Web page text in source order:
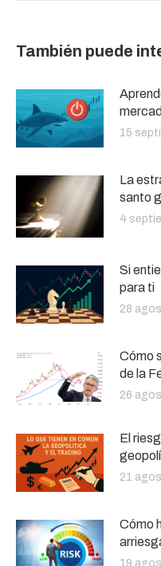
También puede
15
La
santo
4
Si
para ti
28
Cómo
de la
26
El
21
Cómo
19